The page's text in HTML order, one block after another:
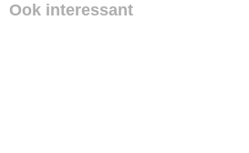
Ook interessant